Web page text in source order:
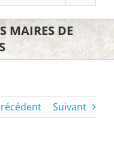
MAIRES DE
Suivant